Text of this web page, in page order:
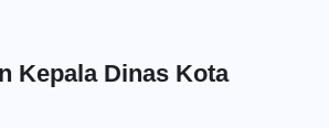
Kepala Dinas Kota